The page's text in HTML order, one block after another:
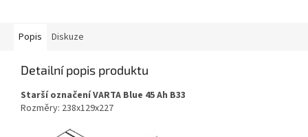
Popis Diskuze
Detailní popis produktu
Starší označení VARTA Blue 45 Ah B33
Rozměry: 238x129x227